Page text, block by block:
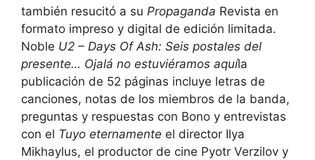
también resucitó a su Propaganda Revista en
formato impreso y digital de edición limitada.
Noble U2 – Days Of Ash: Seis postales del
presente… Ojalá no estuviéramos aquíla
publicación de 52 páginas incluye letras de
canciones, notas de los miembros de la banda,
preguntas y respuestas con Bono y entrevistas
con el Tuyo eternamente el director Ilya
Mikhaylus, el productor de cine Pyotr Verzilov y